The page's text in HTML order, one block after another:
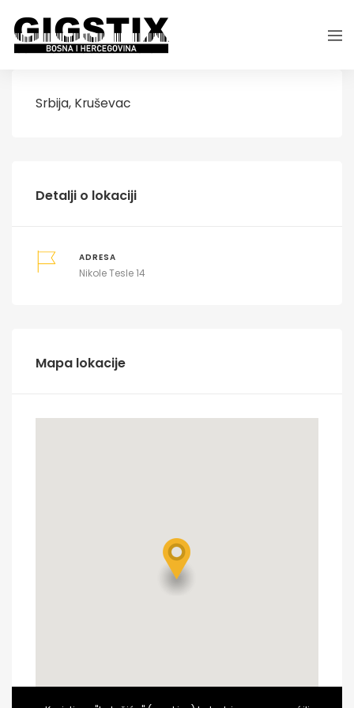
Srbija, Kruševac
Detalji o lokaciji
ADRESA
Nikole Tesle 14
Mapa lokacije